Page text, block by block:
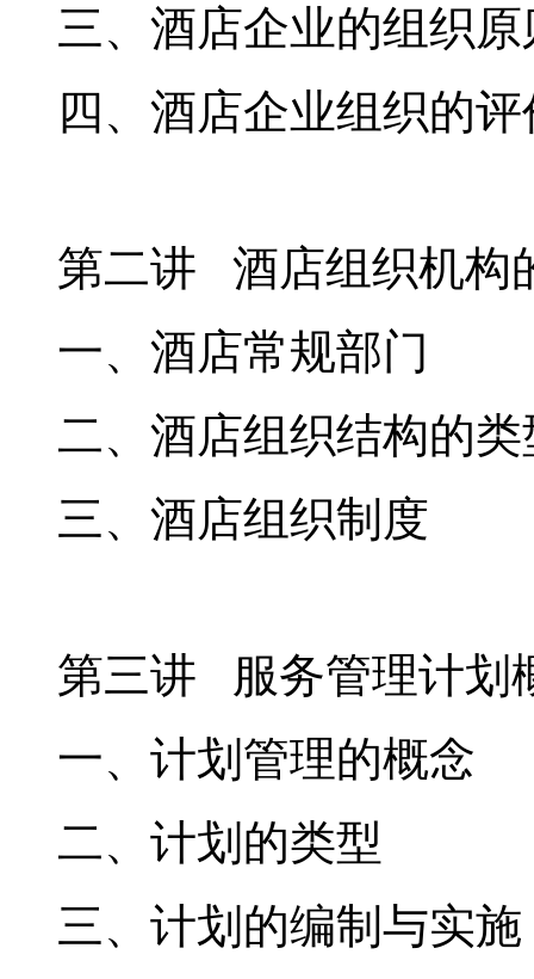
三、酒店企业的组织原
四、酒店企业组织的
第二讲 酒店组织机构
一、酒店常规部门
二、酒店组织结构的类
三、酒店组织制度
第三讲 服务管理计划
一、计划管理的概念
二、计划的类型
三、计划的编制与实施